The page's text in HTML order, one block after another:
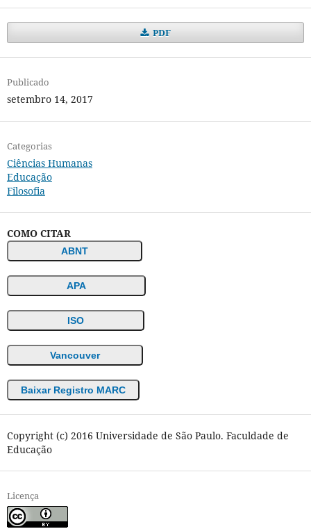
PDF
Publicado
setembro 14, 2017
Categorias
Ciências Humanas
Educação
Filosofia
COMO CITAR
ABNT
APA
ISO
Vancouver
Baixar Registro MARC
Copyright (c) 2016 Universidade de São Paulo. Faculdade de
Educação
Licença